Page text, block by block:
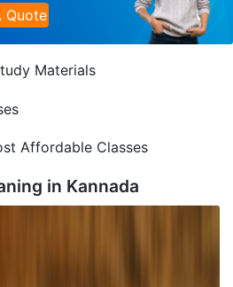
Quote
Materials
Affordable Classes
in Kannada